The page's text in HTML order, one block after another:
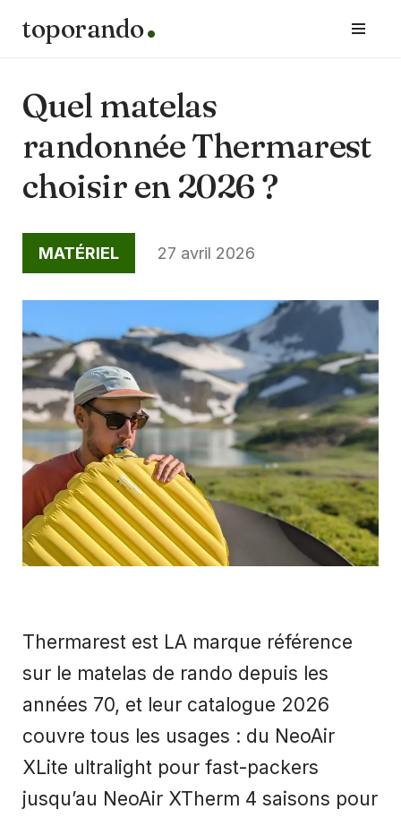
contenu
toporando
Quel matelas
randonnée Thermarest
choisir en 2026 ?
MATÉRIEL 27 avril 2026
Thermarest est LA marque référence
sur le matelas de rando depuis les
années 70, et leur catalogue 2026
couvre tous les usages : du NeoAir
XLite ultralight pour fast-packers
jusqu’au NeoAir XTherm 4 saisons pour